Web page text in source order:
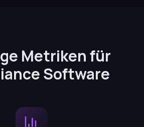
Metriken für
Software